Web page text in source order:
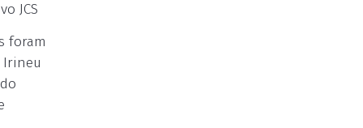
JCS
foram
Irineu